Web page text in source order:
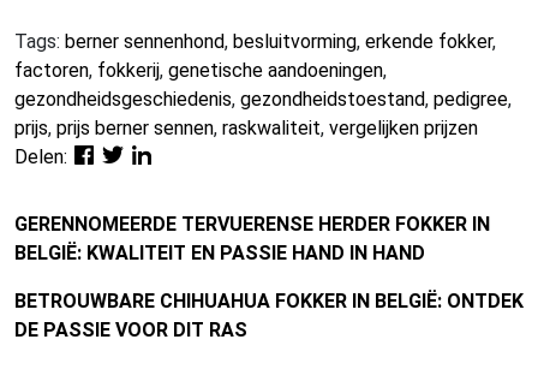
Tags: berner sennenhond, besluitvorming, erkende fokker,
factoren, fokkerij, genetische aandoeningen,
gezondheidsgeschiedenis, gezondheidstoestand, pedigree,
prijs, prijs berner sennen, raskwaliteit, vergelijken prijzen
Delen:
GERENNOMEERDE TERVUERENSE HERDER FOKKER IN
BELGIË: KWALITEIT EN PASSIE HAND IN HAND
BETROUWBARE CHIHUAHUA FOKKER IN BELGIË: ONTDEK
DE PASSIE VOOR DIT RAS